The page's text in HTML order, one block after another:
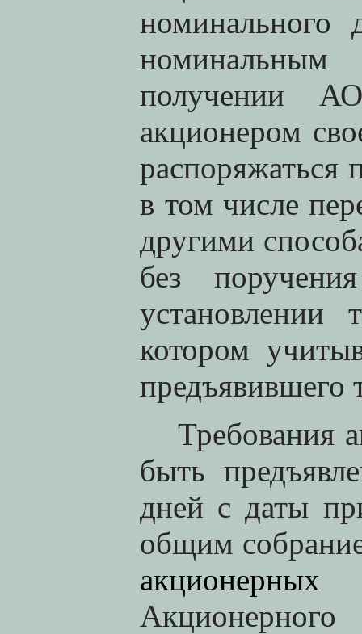
номинального
получении
акционером
распоряжаться
в том числе
другими
без
установлении
котором
предъявившего
Требования
быть
дней с даты
общим